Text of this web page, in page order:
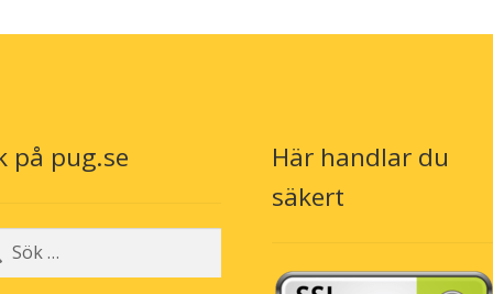
på pug.se
Här handlar du
säkert